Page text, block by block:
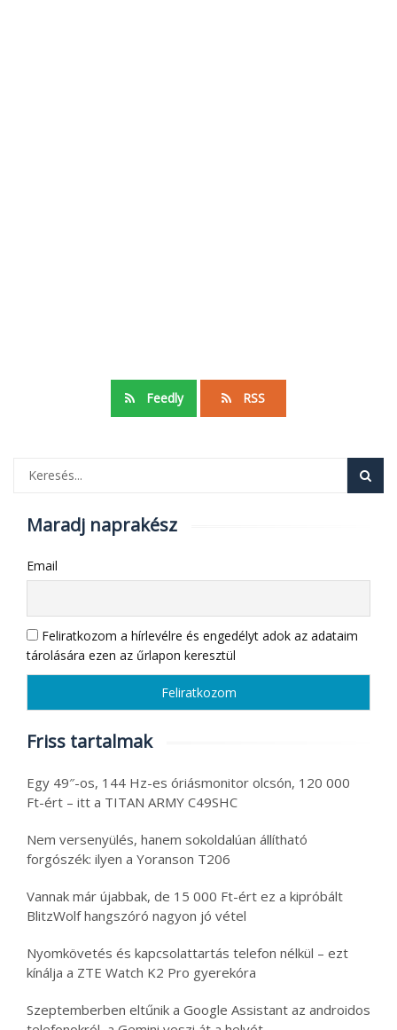
Feedly RSS
Maradj naprakész
Email
Feliratkozom a hírlevélre és engedélyt adok az adataim
tárolására ezen az űrlapon keresztül
Friss tartalmak
Egy 49″-os, 144 Hz-es óriásmonitor olcsón, 120 000
Ft-ért – itt a TITAN ARMY C49SHC
Nem versenyülés, hanem sokoldalúan állítható
forgószék: ilyen a Yoranson T206
Vannak már újabbak, de 15 000 Ft-ért ez a kipróbált
BlitzWolf hangszóró nagyon jó vétel
Nyomkövetés és kapcsolattartás telefon nélkül – ezt
kínálja a ZTE Watch K2 Pro gyerekóra
Szeptemberben eltűnik a Google Assistant az androidos